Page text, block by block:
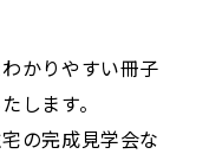
かりやすい冊子
します。
の完成見学会な